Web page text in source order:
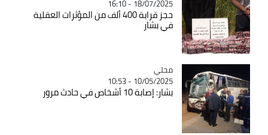
18/07/2025 - 16:10
حجز قرابة 400 ألف من المؤثرات العقلية
في بشار
Catégorie
محلي
10/05/2025 - 10:53
بشار: إصابة 10 أشخاص في حادث مرور